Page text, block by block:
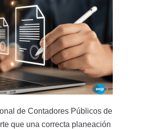
de Contadores Públicos de
que una correcta planeación